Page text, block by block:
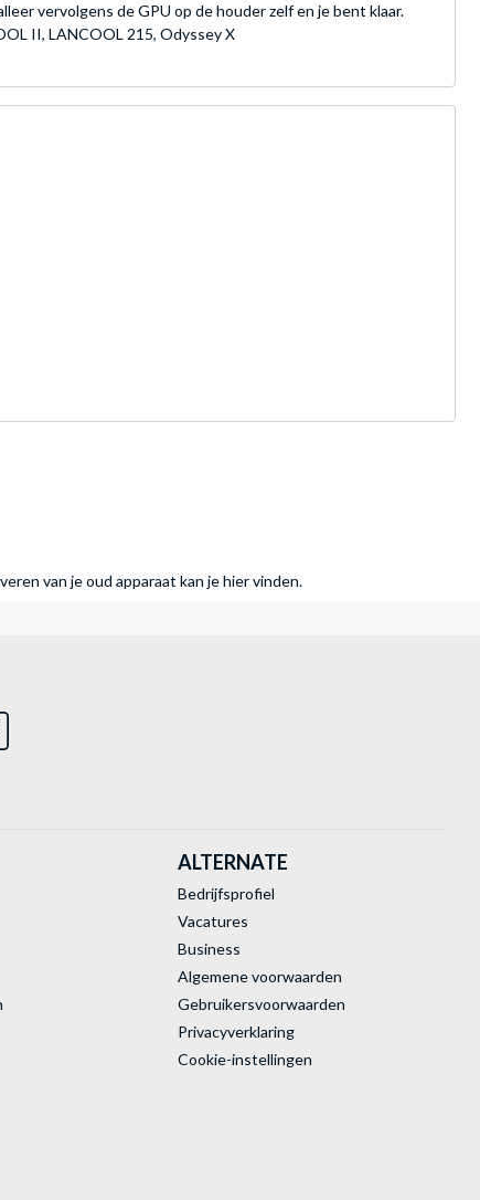
vervolgens de GPU op de houder zelf en je bent klaar.
II, LANCOOL 215, Odyssey X
van je oud apparaat kan je hier vinden.
ALTERNATE
Bedrijfsprofiel
Vacatures
Business
Algemene voorwaarden
Gebruikersvoorwaarden
Privacyverklaring
Cookie-instellingen